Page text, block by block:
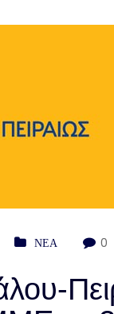
ΝΕΑ 0